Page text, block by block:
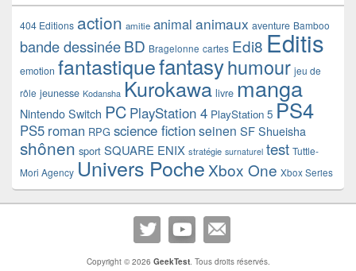
404 Editions action amitie animal animaux aventure Bamboo
bande dessinéeBD Bragelonne cartes Edi8 Editis
emotion fantastiquefantasyhumour jeu de
rôle jeunesse Kodansha Kurokawa livre manga
Nintendo Switch PC PlayStation 4 PlayStation 5 PS4
PS5 roman RPG science fictionseinen SF Shueisha
shônen sport SQUARE ENIX stratégie surnaturel test Tuttle-
Mori Agency Univers Poche Xbox One Xbox Series
Copyright © 2026 GeekTest. Tous droits réservés.